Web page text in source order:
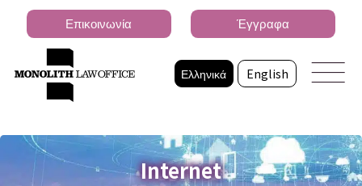
Ελληνικά English
Επικοινωνία Έγγραφα
Internet